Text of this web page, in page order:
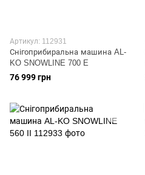
Артикул: 112931
Снігоприбиральна машина AL-
KO SNOWLINE 700 E
76 999 грн